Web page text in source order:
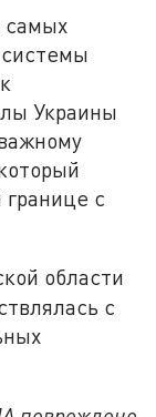
самых
Украины
с
области
с